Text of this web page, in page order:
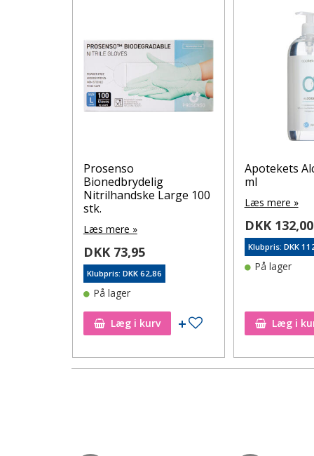
Tilføj til ønskeseddel
Prosenso
Bionedbrydelig
Nitrilhandske Large 100
stk.
Læs mere »
DKK 73,95
Klubpris: DKK 62,86
På lager
Læg i kurv Tilføj til ønskeseddel
Apotekets
ml
Læs mere »
DKK 132,00
Klubpris: DKK
På lager
Læg i